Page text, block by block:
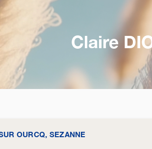
Claire
OURCQ, SEZANNE